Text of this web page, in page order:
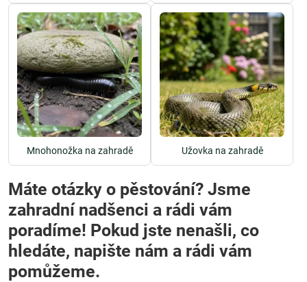
Mnohonožka na zahradě Užovka na zahradě
Máte otázky o pěstování? Jsme
zahradní nadšenci a rádi vám
poradíme! Pokud jste nenašli, co
hledáte, napište nám a rádi vám
pomůžeme.